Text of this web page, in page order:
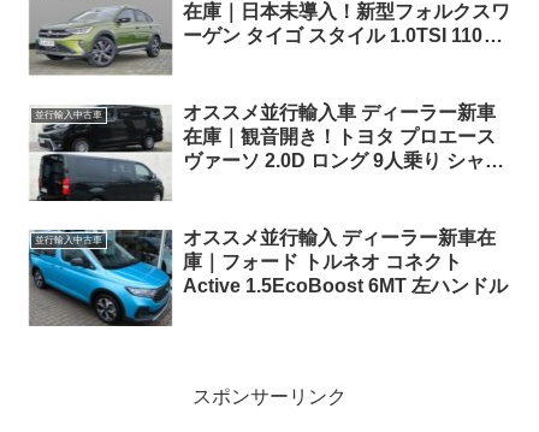
在庫｜日本未導入！新型フォルクスワ
ーゲン タイゴ スタイル 1.0TSI 110PS
並行輸入中古車
オススメ並行輸入車 ディーラー新車
在庫｜観音開き！トヨタ プロエース
ヴァーソ 2.0D ロング 9人乗り シャト
並行輸入中古車
オススメ並行輸入 ディーラー新車在
庫｜フォード トルネオ コネクト
Active 1.5EcoBoost 6MT 左ハンドル
スポンサーリンク